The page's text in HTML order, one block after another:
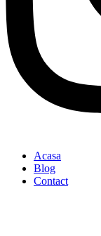
Acasa
Blog
Contact